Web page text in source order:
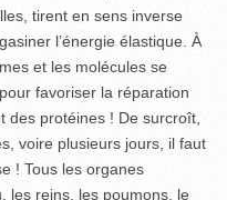
tirent en sens inverse
l’énergie élastique. À
et les molécules se
favoriser la réparation
des protéines ! De surcroît,
voire plusieurs jours, il faut
! Tous les organes
les reins, les poumons, le